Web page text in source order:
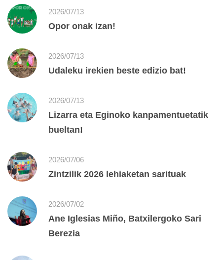
2026/07/13
Opor onak izan!
2026/07/13
Udaleku irekien beste edizio bat!
2026/07/13
Lizarra eta Eginoko kanpamentuetatik
bueltan!
2026/07/06
Zintzilik 2026 lehiaketan sarituak
2026/07/02
Ane Iglesias Miño, Batxilergoko Sari
Berezia